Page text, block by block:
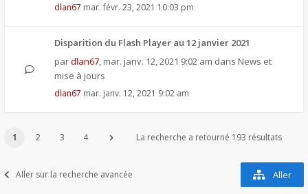
dlan67 mar. févr. 23, 2021 10:03 pm
Disparition du Flash Player au 12 janvier 2021
pardlan67, mar. janv. 12, 2021 9:02 am dans News et
mise à jours
dlan67 mar. janv. 12, 2021 9:02 am
1 2 3 4 La recherche a retourné 193 résultats
Aller sur la recherche avancée Aller